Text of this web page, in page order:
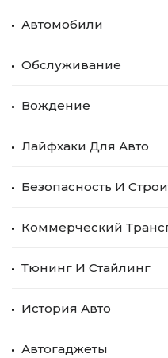
Автомобили
Обслуживание
Вождение
Лайфхаки Для Авто
Безопасность И
Коммерческий
Тюнинг И Стайлинг
История Авто
Автогаджеты